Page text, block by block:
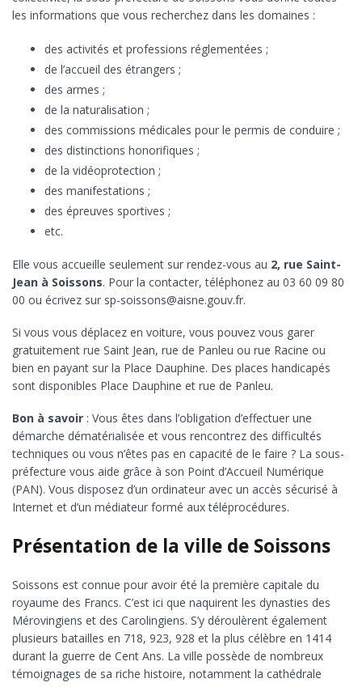
les informations que vous recherchez dans les domaines :
des activités et professions réglementées ;
de l’accueil des étrangers ;
des armes ;
de la naturalisation ;
des commissions médicales pour le permis de conduire ;
des distinctions honorifiques ;
de la vidéoprotection ;
des manifestations ;
des épreuves sportives ;
etc.
Elle vous accueille seulement sur rendez-vous au 2, rue Saint-
Jean à Soissons. Pour la contacter, téléphonez au 03 60 09 80
00 ou écrivez sur sp-soissons@aisne.gouv.fr.
Si vous vous déplacez en voiture, vous pouvez vous garer
gratuitement rue Saint Jean, rue de Panleu ou rue Racine ou
bien en payant sur la Place Dauphine. Des places handicapés
sont disponibles Place Dauphine et rue de Panleu.
Bon à savoir : Vous êtes dans l’obligation d’effectuer une
démarche dématérialisée et vous rencontrez des difficultés
techniques ou vous n’êtes pas en capacité de le faire ? La sous-
préfecture vous aide grâce à son Point d’Accueil Numérique
(PAN). Vous disposez d’un ordinateur avec un accès sécurisé à
Internet et d’un médiateur formé aux téléprocédures.
Présentation de la ville de Soissons
Soissons est connue pour avoir été la première capitale du
royaume des Francs. C’est ici que naquirent les dynasties des
Mérovingiens et des Carolingiens. S’y déroulèrent également
plusieurs batailles en 718, 923, 928 et la plus célèbre en 1414
durant la guerre de Cent Ans. La ville possède de nombreux
témoignages de sa riche histoire, notamment la cathédrale